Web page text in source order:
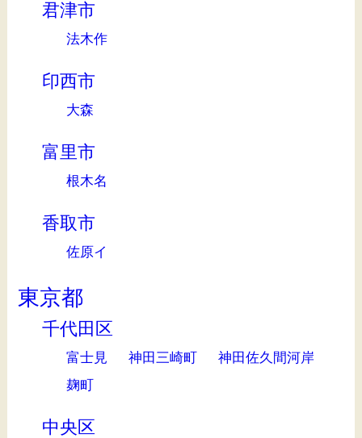
君津市
法木作
印西市
大森
富里市
根木名
香取市
佐原イ
東京都
千代田区
富士見 神田三崎町
神田佐久間河岸
麹町
中央区